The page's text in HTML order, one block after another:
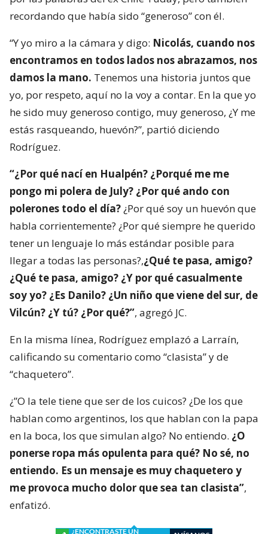
recordando que había sido “generoso” con él.
“Y yo miro a la cámara y digo: Nicolás, cuando nos
encontramos en todos lados nos abrazamos, nos
damos la mano. Tenemos una historia juntos que
yo, por respeto, aquí no la voy a contar. En la que yo
he sido muy generoso contigo, muy generoso, ¿Y me
estás rasqueando, huevón?”, partió diciendo
Rodríguez.
“¿Por qué nací en Hualpén? ¿Porqué me me
pongo mi polera de July? ¿Por qué ando con
polerones todo el día?¿Por qué soy un huevón que
habla corrientemente? ¿Por qué siempre he querido
tener un lenguaje lo más estándar posible para
llegar a todas las personas?,¿Qué te pasa, amigo?
¿Qué te pasa, amigo? ¿Y por qué casualmente
soy yo? ¿Es Danilo? ¿Un niño que viene del sur, de
Vilcún? ¿Y tú? ¿Por qué?”, agregó JC.
En la misma línea, Rodríguez emplazó a Larraín,
calificando su comentario como “clasista” y de
“chaquetero”.
¿”O la tele tiene que ser de los cuicos? ¿De los que
hablan como argentinos, los que hablan con la papa
en la boca, los que simulan algo? No entiendo. ¿O
ponerse ropa más opulenta para qué? No sé, no
entiendo. Es un mensaje es muy chaquetero y
me provoca mucho dolor que sea tan clasista”,
enfatizó.
¿ENCONTRASTE UN